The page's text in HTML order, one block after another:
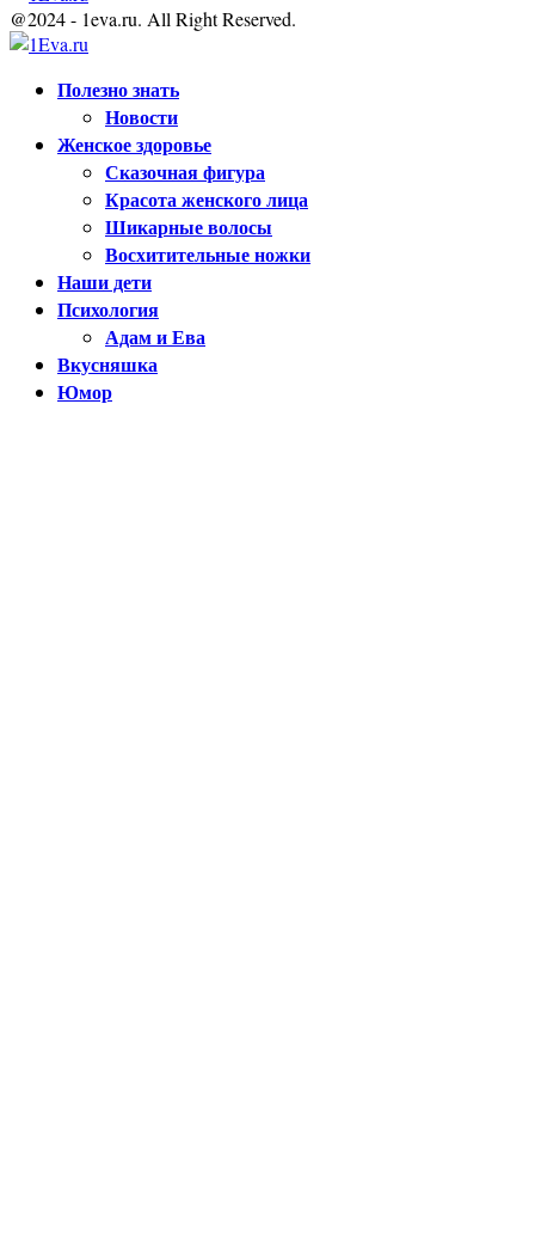
@2024 - 1eva.ru. All Right Reserved.
Полезно знать
Новости
Женское здоровье
Сказочная фигура
Красота женского лица
Шикарные волосы
Восхитительные ножки
Наши дети
Психология
Адам и Ева
Вкусняшка
Юмор